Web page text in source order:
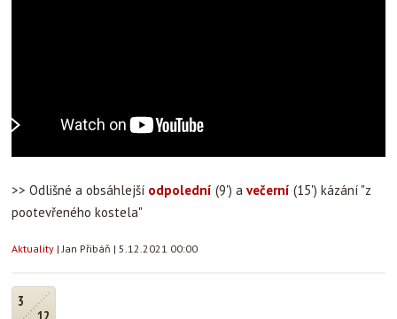
>> Odlišné a obsáhlejší odpolední (9') a večerní (15') kázání "z
pootevřeného kostela"
Aktuality |Jan Přibáň | 5.12.2021 00:00
3